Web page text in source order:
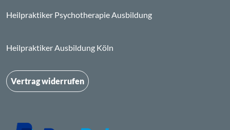
Heilpraktiker Psychotherapie Ausbildung
Heilpraktiker Ausbildung Köln
Vertrag widerrufen